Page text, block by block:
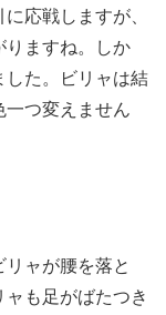
応戦しますが、
りますね。しか
した。ビリャは結
一つ変えません
ャが腰を落と
も足がばたつき